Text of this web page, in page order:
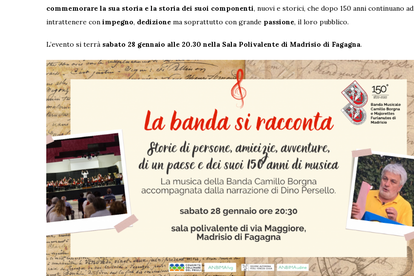
commemorare la sua storia e la storia dei suoi componenti, nuovi e storici, che dopo 150 anni continuano ad
intrattenere con impegno, dedizione ma soprattutto con grande passione, il loro pubblico.
L’evento si terrà sabato 28 gennaio alle 20.30 nella Sala Polivalente di Madrisio di Fagagna.